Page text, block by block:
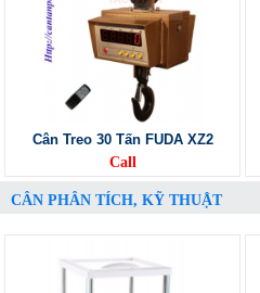
Cân Treo 30 Tấn FUDA XZ2
Call
CÂN PHÂN TÍCH, KỸ THUẬT